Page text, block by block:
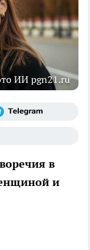
ИИ pgn21.ru
в
и